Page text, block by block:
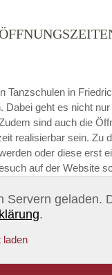
Tanzschulen in
Dabei geht es nicht
sind auch die
realisierbar sein. Zu
oder diese erst
auf der Website
Servern geladen.
.
laden